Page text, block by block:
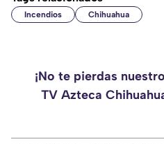
Incendios Chihuahua
¡No te pierdas
TV Azteca